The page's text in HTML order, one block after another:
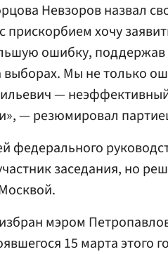
Невзоров назвал
прискорбием хочу
ошибку, поддержав
выборах. Мы не только
—
— резюмировал
федерального
заседания, но
мэром
15 марта этого